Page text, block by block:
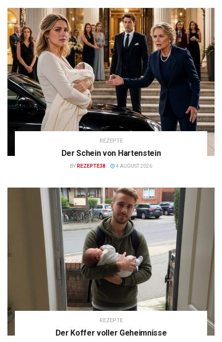
REZEPTE
Der Schein von Hartenstein
BY REZEPTE38 4 AUGUST 2026
REZEPTE
Der Koffer voller Geheimnisse